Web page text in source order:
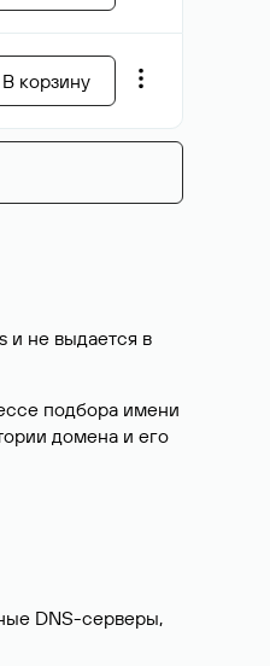
В корзину
и не выдается в
подбора имени
домена и его
DNS-серверы,